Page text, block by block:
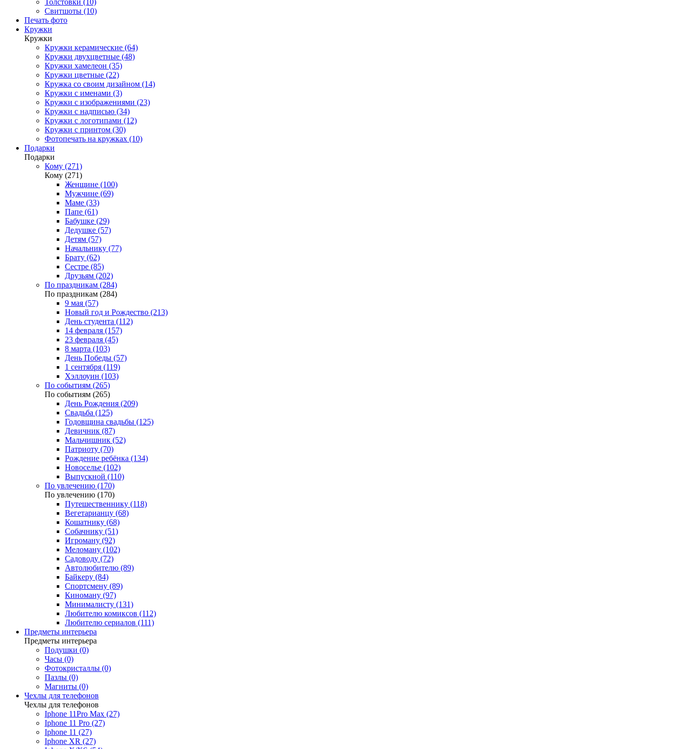
Толстовки (10)
Свитшоты (10)
Печать фото
Кружки
Кружки
Кружки керамические (64)
Кружки двухцветные (48)
Кружки хамелеон (35)
Кружки цветные (22)
Кружка со своим дизайном (14)
Кружки с именами (3)
Кружки с изображениями (23)
Кружки с надписью (34)
Кружки с логотипами (12)
Кружки с принтом (30)
Фотопечать на кружках (10)
Подарки
Подарки
Кому (271)
Кому (271)
Женщине (100)
Мужчине (69)
Маме (33)
Папе (61)
Бабушке (29)
Дедушке (57)
Детям (57)
Начальнику (77)
Брату (62)
Сестре (85)
Друзьям (202)
По праздникам (284)
По праздникам (284)
9 мая (57)
Новый год и Рождество (213)
День студента (112)
14 февраля (157)
23 февраля (45)
8 марта (103)
День Победы (57)
1 сентября (119)
Хэллоуин (103)
По событиям (265)
По событиям (265)
День Рождения (209)
Свадьба (125)
Годовщина свадьбы (125)
Девичник (87)
Мальчишник (52)
Патриоту (70)
Рождение ребёнка (134)
Новоселье (102)
Выпускной (110)
По увлечению (170)
По увлечению (170)
Путешественнику (118)
Вегетарианцу (68)
Кошатнику (68)
Собачнику (51)
Игроману (92)
Меломану (102)
Садоводу (72)
Автолюбителю (89)
Байкеру (84)
Спортсмену (89)
Киноману (97)
Минималисту (131)
Любителю комиксов (112)
Любителю сериалов (111)
Предметы интерьера
Предметы интерьера
Подушки (0)
Часы (0)
Фотокристаллы (0)
Пазлы (0)
Магниты (0)
Чехлы для телефонов
Чехлы для телефонов
Iphone 11Pro Max (27)
Iphone 11 Pro (27)
Iphone 11 (27)
Iphone XR (27)